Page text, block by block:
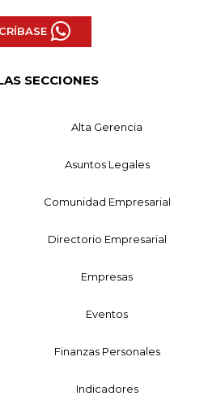
SECCIONES
Alta Gerencia
Asuntos Legales
Comunidad Empresarial
Directorio Empresarial
Empresas
Eventos
Finanzas Personales
Indicadores